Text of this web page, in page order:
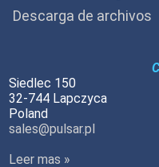
Descarga de archivos
Siedlec 150
32-744 Lapczyca
Poland
sales@pulsar.pl
Leer mas »